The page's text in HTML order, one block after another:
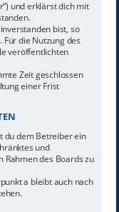
und erklärst dich mit
bist, so
die Nutzung des
veröffentlichten
Zeit geschlossen
einer Frist
du dem Betreiber ein
und
Rahmen des Boards zu
a bleibt auch nach